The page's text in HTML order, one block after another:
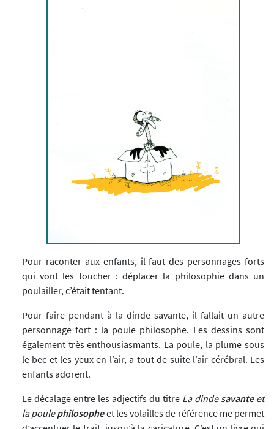
Pour raconter aux enfants, il faut des personnages forts
qui vont les toucher : déplacer la philosophie dans un
poulailler, c’était tentant.
Pour faire pendant à la dinde savante, il fallait un autre
personnage fort : la poule philosophe. Les dessins sont
également très enthousiasmants. La poule, la plume sous
le bec et les yeux en l’air, a tout de suite l’air cérébral. Les
enfants adorent.
Le décalage entre les adjectifs du titre La dinde savanteet
la poulephilosopheet les volailles de référence me permet